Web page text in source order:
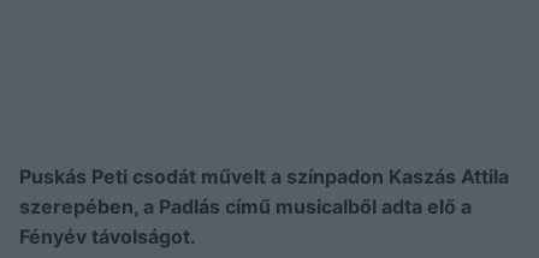
Puskás Peti csodát művelt a színpadon Kaszás Attila
szerepében, a Padlás című musicalből adta elő a
Fényév távolságot.